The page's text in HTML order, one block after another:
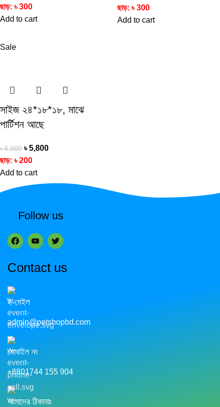
ছাড়: ৳300
Add to cart
ছাড়: ৳300
Add to cart
Sale
সাইজ ২৪*১৮*১৮, মাঝে
পার্টিশন আছে
৳6,000 ৳5,800
ছাড়: ৳200
Add to cart
Follow us
Contact us
ই-মেইল
admin@petshopbd.com
মোবাইল নং
+8801744 155 904
আমাদের ঠিকানাঃ